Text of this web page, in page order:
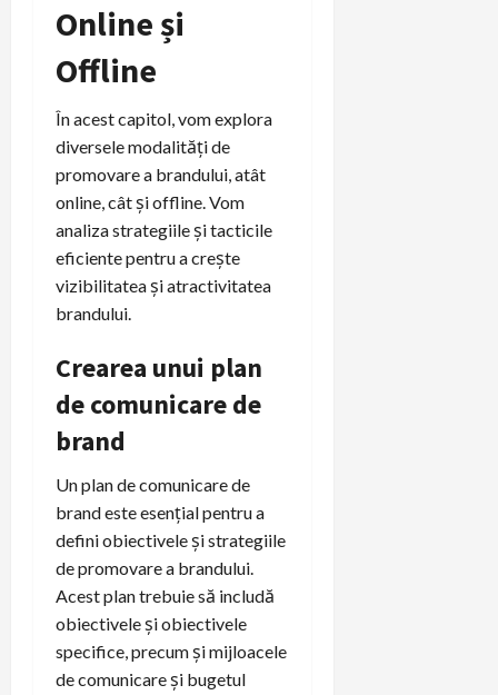
Online și
Offline
În acest capitol, vom explora
diversele modalități de
promovare a brandului, atât
online, cât și offline. Vom
analiza strategiile și tacticile
eficiente pentru a crește
vizibilitatea și atractivitatea
brandului.
Crearea unui plan
de comunicare de
brand
Un plan de comunicare de
brand este esențial pentru a
defini obiectivele și strategiile
de promovare a brandului.
Acest plan trebuie să includă
obiectivele și obiectivele
specifice, precum și mijloacele
de comunicare și bugetul